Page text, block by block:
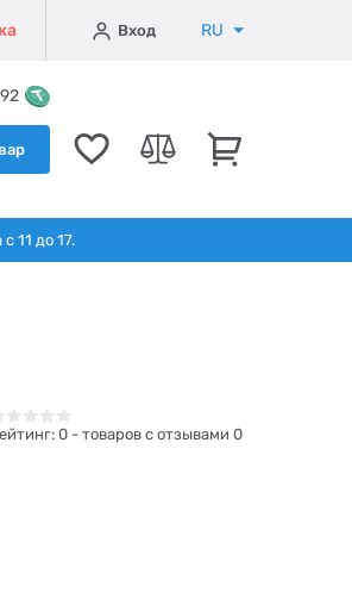
Вход RU
11 до 17.
0 - товаров с отзывами 0